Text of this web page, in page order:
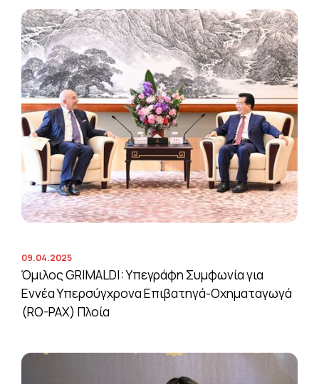
09.04.2025
Όμιλος GRIMALDI: Υπεγράφη Συμφωνία για
Εννέα Υπερσύγχρονα Επιβατηγά-Οχηματαγωγά
(RO-PAX) Πλοία